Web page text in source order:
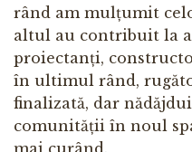
rând am mulțumit
altul au contribuit la
proiectanți,
în ultimul rând,
finalizată, dar
comunității în noul
mai curând.